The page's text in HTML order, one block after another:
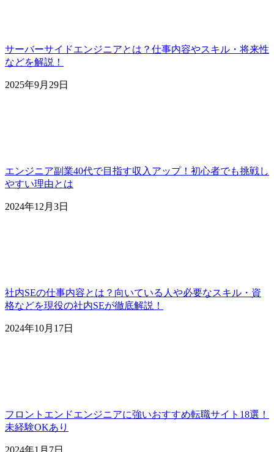
サーバーサイドエンジニアとは？仕事内容やスキル・将来性
などを解説！
2025年9月29日
エンジニア副業40代で目指す収入アップ！初心者でも挑戦し
やすい理由とは
2024年12月3日
社内SEの仕事内容とは？向いている人や必要なスキル・資
格などを現役の社内SEが徹底解説！
2024年10月17日
フロントエンドエンジニアに強いおすすめ転職サイト18選！
未経験OKあり